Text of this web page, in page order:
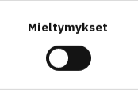
Mieltymykset
on Virtasen
kun hänen
Virtasella, sillä